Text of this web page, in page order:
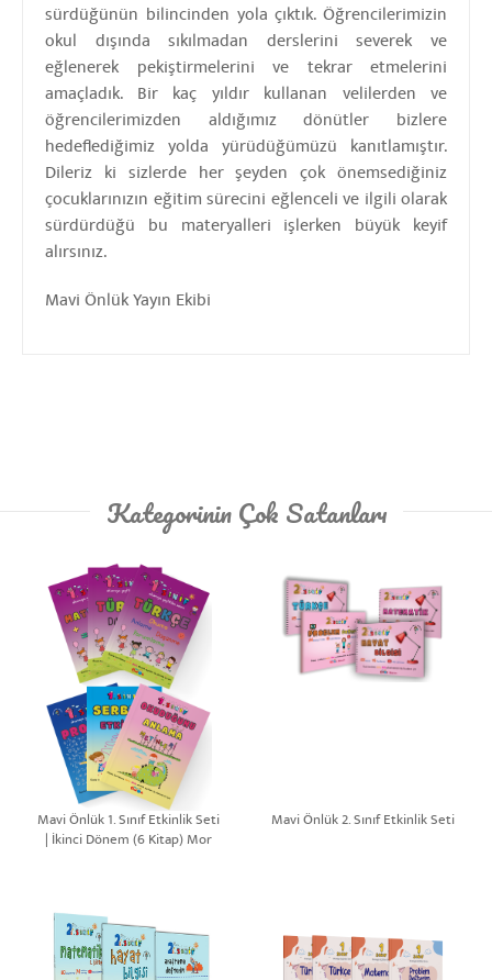
sürdüğünün bilincinden yola çıktık. Öğrencilerimizin
okul dışında sıkılmadan derslerini severek ve
eğlenerek pekiştirmelerini ve tekrar etmelerini
amaçladık. Bir kaç yıldır kullanan velilerden ve
öğrencilerimizden aldığımız dönütler bizlere
hedeflediğimiz yolda yürüdüğümüzü kanıtlamıştır.
Dileriz ki sizlerde her şeyden çok önemsediğiniz
çocuklarınızın eğitim sürecini eğlenceli ve ilgili olarak
sürdürdüğü bu materyalleri işlerken büyük keyif
alırsınız.
Mavi Önlük Yayın Ekibi
Kategorinin Çok Satanları
Mavi Önlük 1. Sınıf Etkinlik Seti
| İkinci Dönem (6 Kitap) Mor
Mavi Önlük 2. Sınıf Etkinlik Seti